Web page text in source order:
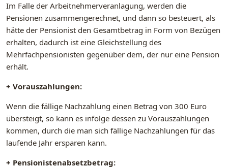
Im Falle der Arbeitnehmerveranlagung, werden die
Pensionen zusammengerechnet, und dann so besteuert, als
hätte der Pensionist den Gesamtbetrag in Form von Bezügen
erhalten, dadurch ist eine Gleichstellung des
Mehrfachpensionisten gegenüber dem, der nur eine Pension
erhält.
+ Vorauszahlungen:
Wenn die fällige Nachzahlung einen Betrag von 300 Euro
übersteigt, so kann es infolge dessen zu Vorauszahlungen
kommen, durch die man sich fällige Nachzahlungen für das
laufende Jahr ersparen kann.
+ Pensionistenabsetzbetrag: